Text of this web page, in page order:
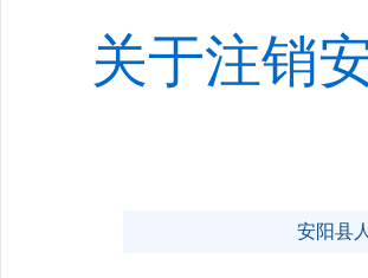
关于注销
安阳县